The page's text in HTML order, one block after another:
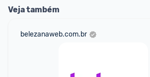
Veja também
belezanaweb.com.br